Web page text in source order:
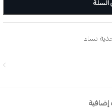
السلة
نساء